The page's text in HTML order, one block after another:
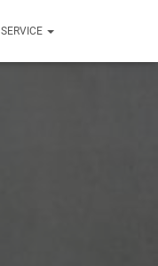
SERVICE